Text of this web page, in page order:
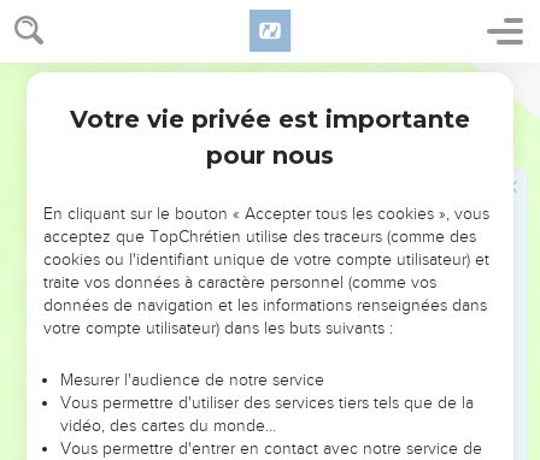
Proverbes 3
attaque de la part des méchants,
car l'Eternel sera ton assurance et il préservera ton pied de
tout piège.
Aimer son prochain
as le pouvoir de l'accorder.
Ne dis pas à ton prochain : « Va-t’en puis reviens, c’est
demain que je donnerai » quand tu as de quoi donner.
Ne médite pas le mal contre ton prochain alors qu'il habite
en toute confiance près de toi,
ne te dispute pas sans raison avec quelqu'un lorsqu'il ne
t'a fait aucun mal.
Ne sois pas jaloux de l'homme violent et ne choisis aucune
Votre vie privée est importante
pour nous
En cliquant sur le bouton « Accepter tous les cookies », vous
acceptez que TopChrétien utilise des traceurs (comme des
cookies ou l'identifiant unique de votre compte utilisateur) et
traite vos données à caractère personnel (comme vos
données de navigation et les informations renseignées dans
votre compte utilisateur) dans les buts suivants :
Mesurer l'audience de notre service
Vous permettre d'utiliser des services tiers tels que de la
vidéo, des cartes du monde…
Vous permettre d'entrer en contact avec notre service de